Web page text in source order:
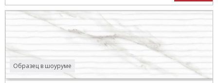
Образец в шоуруме